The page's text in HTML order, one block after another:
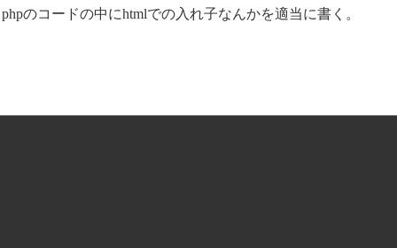
phpのコードの中にhtmlでの入れ子なんかを適当に書く。